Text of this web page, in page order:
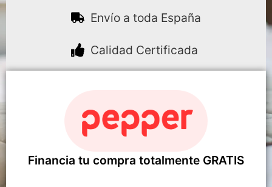
Envío a toda España
Calidad Certificada
Financia tu compra totalmente GRATIS